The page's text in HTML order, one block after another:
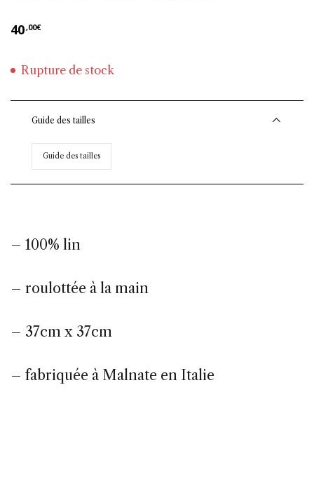
40,00€
Rupture de stock
Guide des tailles
Guide des tailles
– 100% lin
– roulottée à la main
– 37cm x 37cm
– fabriquée à Malnate en Italie